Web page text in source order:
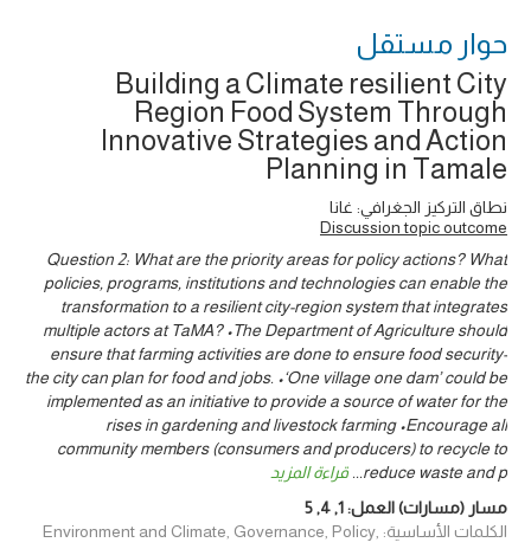
حوار ‎مستقل
Building a Climate resilient City
Region Food System Through
Innovative Strategies and Action
Planning in Tamale
نطاق التركيز الجغرافي: غانا
Discussion topic outcome
Question 2: What are the priority areas for policy actions? What
policies, programs, institutions and technologies can enable the
transformation to a resilient city-region system that integrates
multiple actors at TaMA? •The Department of Agriculture should
ensure that farming activities are done to ensure food security-
the city can plan for food and jobs. •‘One village one dam’ could be
implemented as an initiative to provide a source of water for the
rises in gardening and livestock farming •Encourage all
community members (consumers and producers) to recycle to
reduce waste and p
... قراءة المزيد
مسار (مسارات) العمل:1
,
4
,
5
الكلمات الأساسية: Environment and Climate, Governance, Policy,